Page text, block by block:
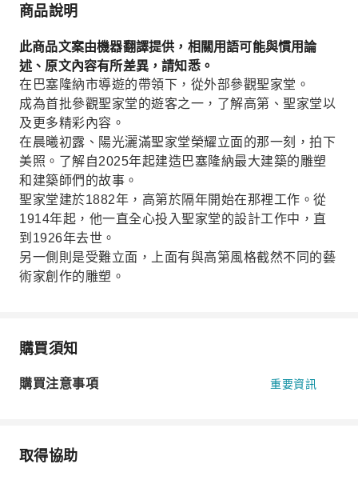
商品說明
此商品文案由機器翻譯提供，相關用語可能與慣用論
述、原文內容有所差異，請知悉。
在巴塞隆納市導遊的帶領下，從外部參觀聖家堂。
成為首批參觀聖家堂的遊客之一，了解高第、聖家堂以
及更多精彩內容。
在晨曦初露、陽光灑滿聖家堂榮耀立面的那一刻，拍下
美照。了解自2025年起建造巴塞隆納最大建築的雕塑
和建築師們的故事。
聖家堂建於1882年，高第於隔年開始在那裡工作。從
1914年起，他一直全心投入聖家堂的設計工作中，直
到1926年去世。
另一側則是受難立面，上面有與高第風格截然不同的藝
術家創作的雕塑。
購買須知
購買注意事項 重要資訊
取得協助